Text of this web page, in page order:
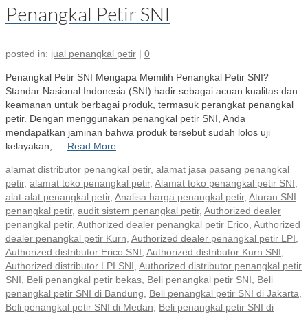
Penangkal Petir SNI
posted in: jual penangkal petir | 0
Penangkal Petir SNI Mengapa Memilih Penangkal Petir SNI?
Standar Nasional Indonesia (SNI) hadir sebagai acuan kualitas dan
keamanan untuk berbagai produk, termasuk perangkat penangkal
petir. Dengan menggunakan penangkal petir SNI, Anda
mendapatkan jaminan bahwa produk tersebut sudah lolos uji
kelayakan, … Read More
alamat distributor penangkal petir, alamat jasa pasang penangkal
petir, alamat toko penangkal petir, Alamat toko penangkal petir SNI,
alat-alat penangkal petir, Analisa harga penangkal petir, Aturan SNI
penangkal petir, audit sistem penangkal petir, Authorized dealer
penangkal petir, Authorized dealer penangkal petir Erico, Authorized
dealer penangkal petir Kurn, Authorized dealer penangkal petir LPI,
Authorized distributor Erico SNI, Authorized distributor Kurn SNI,
Authorized distributor LPI SNI, Authorized distributor penangkal petir
SNI, Beli penangkal petir bekas, Beli penangkal petir SNI, Beli
penangkal petir SNI di Bandung, Beli penangkal petir SNI di Jakarta,
Beli penangkal petir SNI di Medan, Beli penangkal petir SNI di